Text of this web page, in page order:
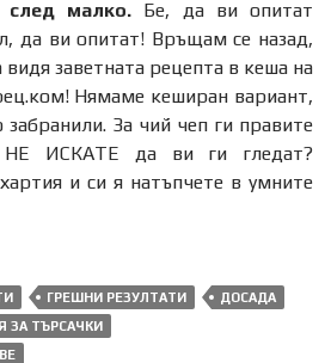
след малко. Бе, да ви опитат
да ви опитат! Връщам се назад,
видя заветната рецепта в кеша на
Нямаме кеширан вариант,
За чий чеп ги правите
НЕ ИСКАТЕ да ви ги гледат?
и си я натъпчете в умните
ГРЕШНИ РЕЗУЛТАТИ
ДОСАДА
ЗА ТЪРСАЧКИ